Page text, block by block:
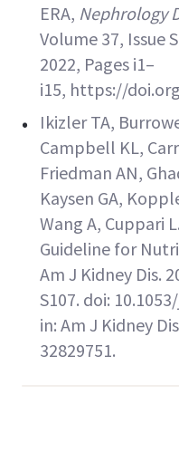
ERA, Nephrology
Volume 37, Issue
2022, Pages i1–
i15, https://
Ikizler TA,
Campbell KL,
Friedman AN,
Kaysen GA,
Wang A, Cuppari
Guideline for
Am J Kidney Dis.
S107. doi:
in: Am J Kidney
32829751.